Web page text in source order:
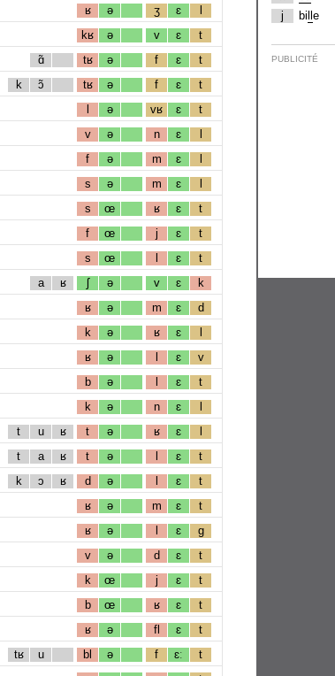
ʁ ə ʒ ɛ l
kʁ ə v ɛ t
ɑ̃ tʁ ə f ɛ t
k ɔ̃ tʁ ə f ɛ t
l ə vʁ ɛ t
v ə n ɛ l
f ə m ɛ l
s ə m ɛ l
s œ ʁ ɛ t
f œ j ɛ t
s œ l ɛ t
a ʁ ʃ ə v ɛ k
ʁ ə m ɛ d
k ə ʁ ɛ l
ʁ ə l ɛ v
b ə l ɛ t
k ə n ɛ l
t u ʁ t ə ʁ ɛ l
t a ʁ t ə l ɛ t
k ɔ ʁ d ə l ɛ t
ʁ ə m ɛ t
ʁ ə l ɛ g
v ə d ɛ t
k œ j ɛ t
b œ ʁ ɛ t
ʁ ə fl ɛ t
tʁ u bl ə f ɛː t
j
bi e
PUBLICITÉ